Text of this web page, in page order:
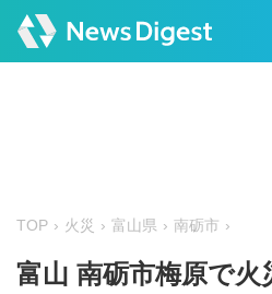
TOP 火災 富山県 南砺市
富山 南砺市梅原で火